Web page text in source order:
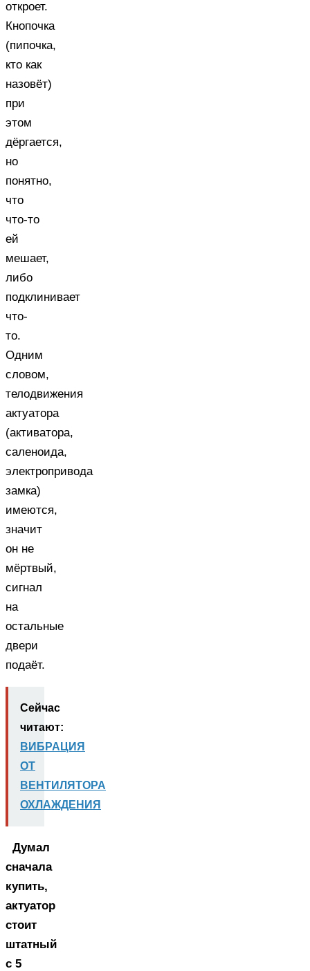
откроет.
Кнопочка
(пипочка,
кто как
назовёт)
при
этом
дёргается,
но
понятно,
что
что-то
ей
мешает,
либо
подклинивает
что-
то.
Одним
словом,
телодвижения
актуатора
(активатора,
саленоида,
электропривода
замка)
имеются,
значит
он не
мёртвый,
сигнал
на
остальные
двери
подаёт.
Сейчас
читают:
ВИБРАЦИЯ
ОТ
ВЕНТИЛЯТОРА
ОХЛАЖДЕНИЯ
Думал
сначала
купить,
актуатор
стоит
штатный
с 5